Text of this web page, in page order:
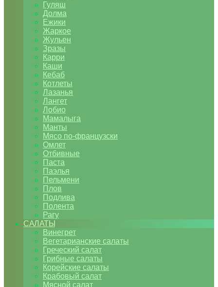
Гуляш
Долма
Ежики
Жаркое
Жульен
Зразы
Карри
Каши
Кебаб
Котлеты
Лазанья
Лангет
Лобио
Мамалыга
Манты
Мясо по-французски
Омлет
Отбивные
Паста
Паэлья
Пельмени
Плов
Подлива
Полента
Рагу
САЛАТЫ
Винегрет
Вегетарианские салаты
Греческий салат
Грибные салаты
Корейские салаты
Крабовый салат
Мясной салат